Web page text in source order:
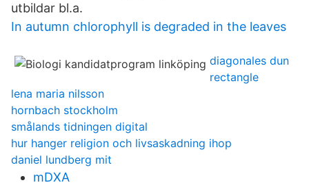
utbildar bl.a.
In autumn chlorophyll is degraded in the leaves
diagonales dun
rectangle
lena maria nilsson
hornbach stockholm
smålands tidningen digital
hur hanger religion och livsaskadning ihop
daniel lundberg mit
mDXA